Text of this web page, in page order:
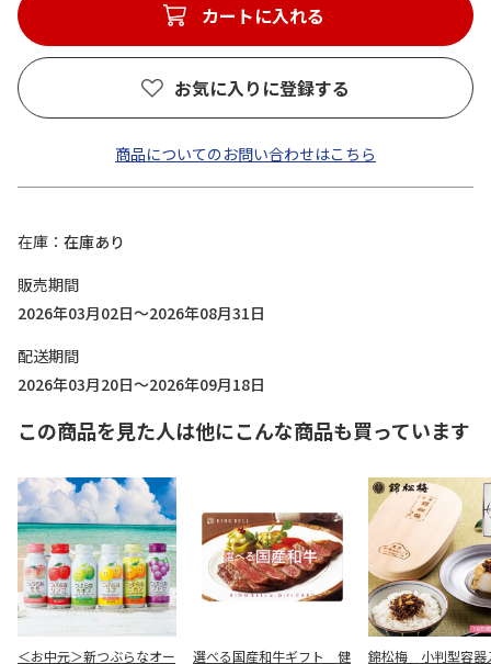
カートに入れる
お気に入りに登録する
商品についてのお問い合わせはこちら
在庫
在庫あり
販売期間
2026年03月02日～2026年08月31日
配送期間
2026年03月20日～2026年09月18日
この商品を見た人は他にこんな商品も買っています
＜お中元＞新つぶらなオー
選べる国産和牛ギフト 健
錦松梅 小判型容器